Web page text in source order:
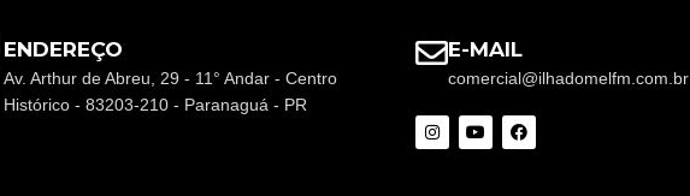
ENDEREÇO
Av. Arthur de Abreu, 29 - 11° Andar - Centro
Histórico - 83203-210 - Paranaguá - PR
E-MAIL
comercial@ilhadomelfm.com.br